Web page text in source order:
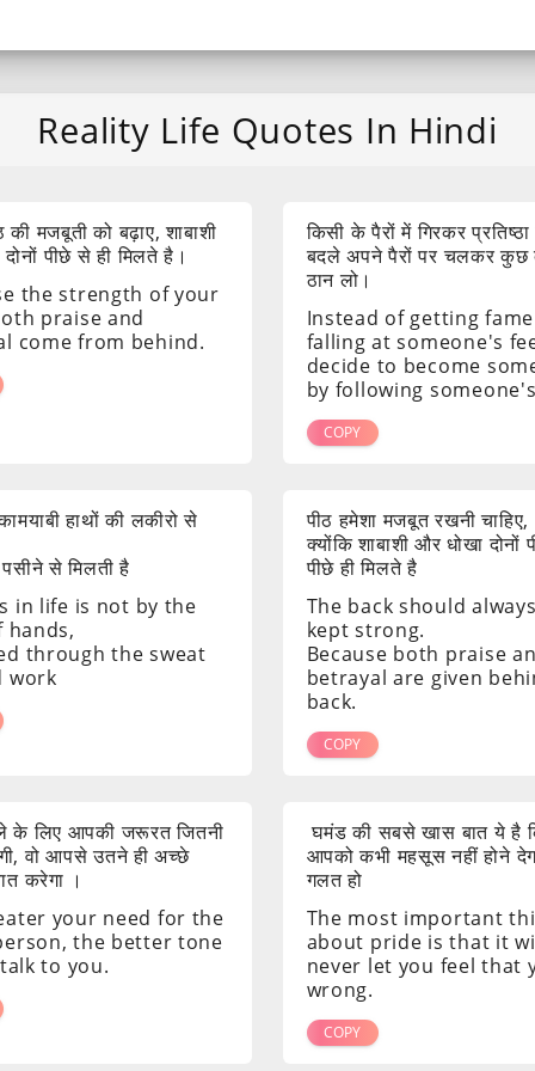
Reality Life Quotes In Hindi
की मजबूती को बढ़ाए, शाबाशी
पीछे से ही मिलते है।
the strength of your
praise and
come from behind.
किसी के पैरों में गिरकर
बदले अपने पैरों पर चलकर कुछ
ठान लो।
Instead of getting
falling at someone's
decide to become
by following
COPY
हाथों की लकीरो से
से मिलती है
in life is not by the
hands,
through the sweat
work
पीठ हमेशा मजबूत रखनी चाहिए,
क्योंकि शाबाशी और धोखा दोनों
पीछे ही मिलते है
The back should
kept strong.
Because both praise
betrayal are given
back.
COPY
के लिए आपकी जरूरत जितनी
वो आपसे उतने ही अच्छे
करेगा ।
your need for the
the better tone
to you.
घमंड की सबसे खास बात ये है
आपको कभी महसूस नहीं होने
गलत हो
The most important
about pride is that it
never let you feel that
wrong.
COPY